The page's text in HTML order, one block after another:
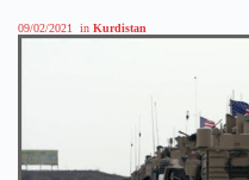
09/02/2021 in Kurdistan